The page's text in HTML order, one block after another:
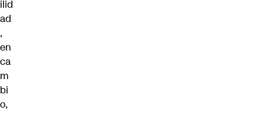
ilid
ad
,
en
ca
m
bi
o,